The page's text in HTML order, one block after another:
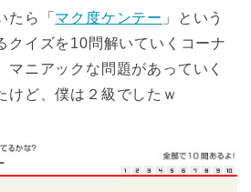
たら「 マク度ケンテー 」という
クイズを10問解いていくコーナ
マニアックな問題があっていく
けど、僕は２級でしたｗ